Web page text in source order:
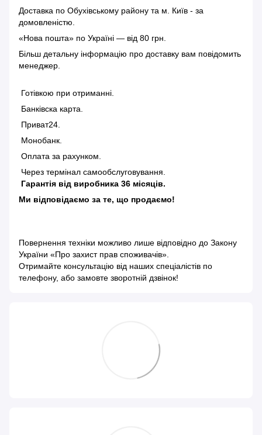
Доставка по Обухівському району та м. Київ - за
домовленістю.
«Нова пошта» по Україні — від 80 грн.
Більш детальну інформацію про доставку вам повідомить
менеджер.
Готівкою при отриманні.
Банківска карта.
Приват24.
Монобанк.
Оплата за рахунком.
Через термінал самообслуговування.
Гарантія від виробника 36 місяців.
Ми відповідаємо за те, що продаємо!
Повернення техніки можливо лише відповідно до Закону
України «Про захист прав споживачів»
Отримайте консультацію від наших спеціалістів по
телефону, або замовте зворотній дзвінок!